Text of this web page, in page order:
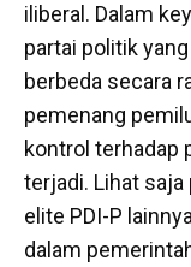
iliberal. Dalam
partai politik
berbeda secara
pemenang
kontrol terhadap
terjadi. Lihat saja
elite PDI-P
dalam